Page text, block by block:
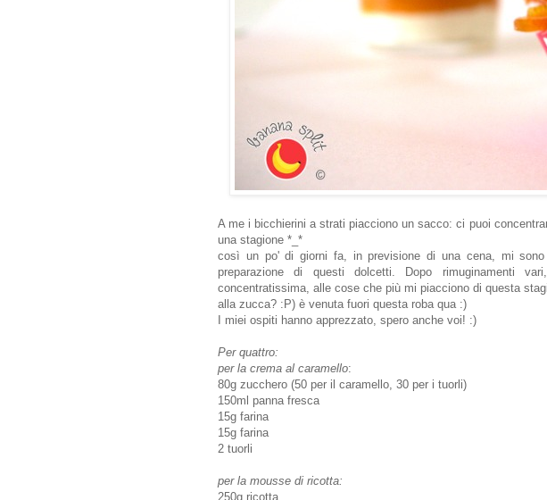
A me i bicchierini a strati piacciono un sacco: ci puoi
una stagione *_*
così un po' di giorni fa, in previsione di una cena, mi sono
preparazione di questi dolcetti. Dopo rimuginamenti
concentratissima, alle cose che più mi piacciono di questa
alla zucca? :P) è venuta fuori questa roba qua :)
I miei ospiti hanno apprezzato, spero anche voi! :)
Per quattro:
per la crema al caramello:
80g zucchero (50 per il caramello, 30 per i tuorli)
150ml panna fresca
15g farina
15g farina
2 tuorli
per la mousse di ricotta:
250g ricotta